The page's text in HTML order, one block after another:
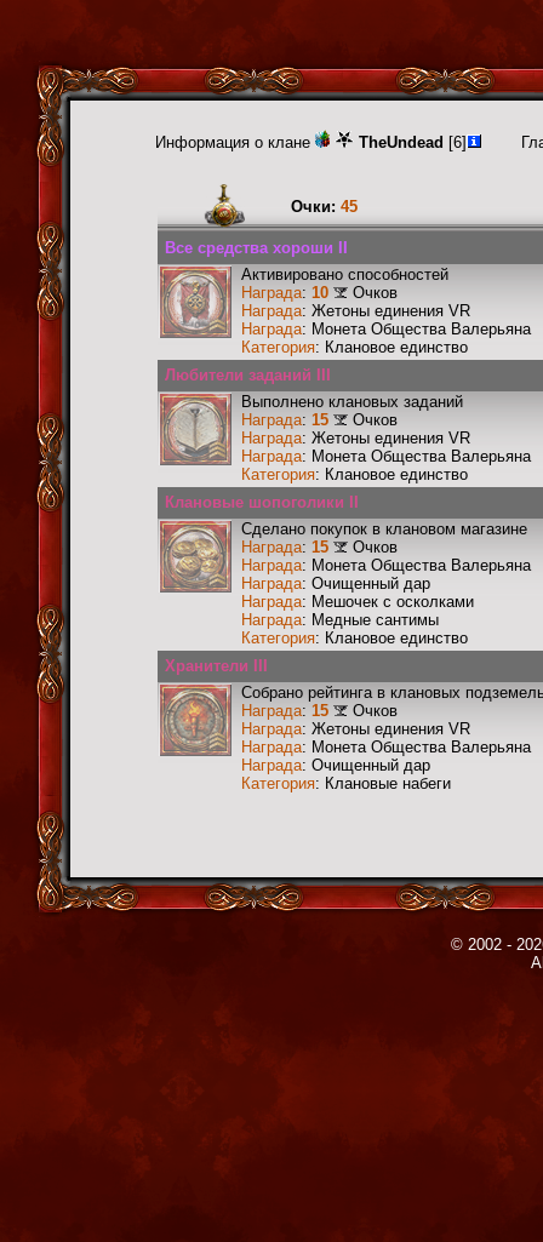
Информация о клане TheUndead [6]
Очки: 45
Все средства хороши II
Активировано способностей
Награда: 10
Очков
Награда: Жетоны единения VR
Награда: Монета Общества Валерьяна
Категория: Клановое единство
Любители заданий III
Выполнено клановых заданий
Награда: 15
Очков
Награда: Жетоны единения VR
Награда: Монета Общества Валерьяна
Категория: Клановое единство
Клановые шопоголики II
Сделано покупок в клановом магазине
Награда: 15
Очков
Награда: Монета Общества Валерьяна
Награда: Очищенный дар
Награда: Мешочек с осколками
Награда: Медные сантимы
Категория: Клановое единство
Хранители III
Собрано рейтинга в клановых
Награда: 15
Очков
Награда: Жетоны единения VR
Награда: Монета Общества Валерьяна
Награда: Очищенный дар
Категория: Клановые набеги
© 2002 -